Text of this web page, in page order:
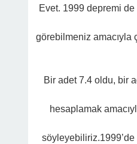
Evet. 1999 depremi
görebilmeniz amacıyla
Bir adet 7.4 oldu, bir
hesaplamak